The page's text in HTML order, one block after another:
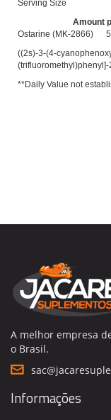
Serving Size
Amount
Ostarine (MK-
((2s)-3-(4-
**Daily Value not
A melhor empresa
o Brasil.
Informações